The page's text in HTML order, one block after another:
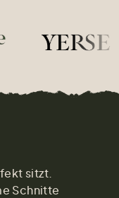
sitzt.
Schnitte